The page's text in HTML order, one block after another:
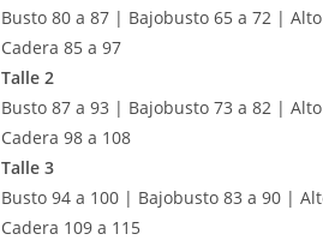
Busto 80 a 87 | Bajobusto 65 a 72 |
Cadera 85 a 97
Talle 2
Busto 87 a 93 | Bajobusto 73 a 82 |
Cadera 98 a 108
Talle 3
Busto 94 a 100 | Bajobusto 83 a 90 |
Cadera 109 a 115